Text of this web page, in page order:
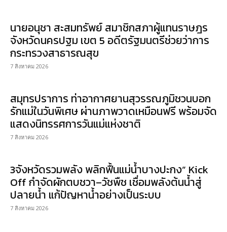
นายอนุชา สะสมทรัพย์ สมาชิกสภาผู้แทนราษฎร
จังหวัดนครปฐม เขต 5 อดีตรัฐมนตรีช่วยว่าการ
กระทรวงสาธารณสุข
7 สิงหาคม 2026
สมุทรปราการ ท่าอากาศยานสุวรรณภูมิชวนบอก
รักแม่ในวันพิเศษ ผ่านภาพวาดเหมือนฟรี พร้อมจัด
แสดงนิทรรศการวันแม่แห่งชาติ
7 สิงหาคม 2026
3จังหวัดรวมพลัง พลิกฟื้นแม่น้ำบางปะกง” Kick
Off กำจัดผักตบชวา–วัชพืช เชื่อมพลังต้นน้ำสู่
ปลายน้ำ แก้ปัญหาน้ำอย่างเป็นระบบ
7 สิงหาคม 2026